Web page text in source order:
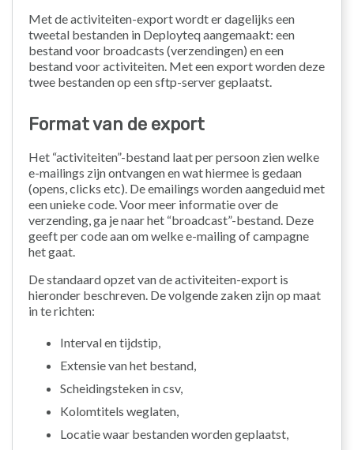
Met de activiteiten-export wordt er dagelijks een
tweetal bestanden in Deployteq aangemaakt: een
bestand voor broadcasts (verzendingen) en een
bestand voor activiteiten. Met een export worden deze
twee bestanden op een sftp-server geplaatst.
Format van de export
Het “activiteiten”-bestand laat per persoon zien welke
e-mailings zijn ontvangen en wat hiermee is gedaan
(opens, clicks etc). De emailings worden aangeduid met
een unieke code. Voor meer informatie over de
verzending, ga je naar het “broadcast”-bestand. Deze
geeft per code aan om welke e-mailing of campagne
het gaat.
De standaard opzet van de activiteiten-export is
hieronder beschreven. De volgende zaken zijn op maat
in te richten:
Interval en tijdstip,
Extensie van het bestand,
Scheidingsteken in csv,
Kolomtitels weglaten,
Locatie waar bestanden worden geplaatst,